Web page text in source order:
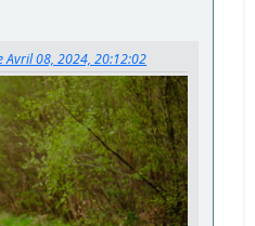
Avril 08, 2024, 20:12:02